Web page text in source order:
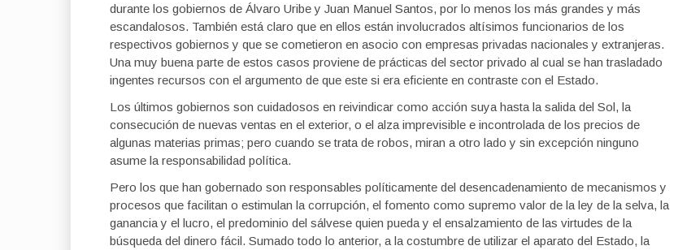
durante los gobiernos de Álvaro Uribe y Juan Manuel Santos, por lo menos los más grandes y más
escandalosos. También está claro que en ellos están involucrados altísimos funcionarios de los
respectivos gobiernos y que se cometieron en asocio con empresas privadas nacionales y extranjeras.
Una muy buena parte de estos casos proviene de prácticas del sector privado al cual se han trasladado
ingentes recursos con el argumento de que este si era eficiente en contraste con el Estado.
Los últimos gobiernos son cuidadosos en reivindicar como acción suya hasta la salida del Sol, la
consecución de nuevas ventas en el exterior, o el alza imprevisible e incontrolada de los precios de
algunas materias primas; pero cuando se trata de robos, miran a otro lado y sin excepción ninguno
asume la responsabilidad política.
Pero los que han gobernado son responsables políticamente del desencadenamiento de mecanismos y
procesos que facilitan o estimulan la corrupción, el fomento como supremo valor de la ley de la selva, la
ganancia y el lucro, el predominio del sálvese quien pueda y el ensalzamiento de las virtudes de la
búsqueda del dinero fácil. Sumado todo lo anterior, a la costumbre de utilizar el aparato del Estado, la